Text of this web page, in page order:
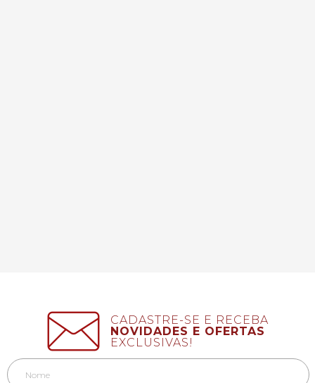
CADASTRE-SE E RECEBA
NOVIDADES E OFERTAS
EXCLUSIVAS!